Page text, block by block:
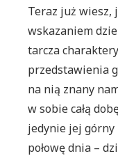
Teraz już wiesz,
wskazaniem
tarcza
przedstawienia
na nią znany
w sobie całą
jedynie jej górny
połowę dnia –